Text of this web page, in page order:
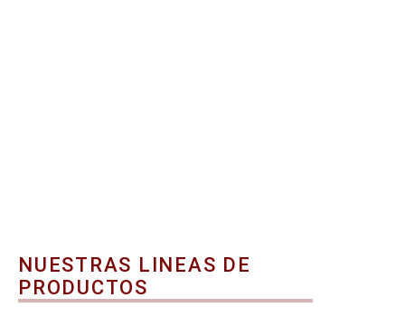
NUESTRAS LINEAS DE
PRODUCTOS